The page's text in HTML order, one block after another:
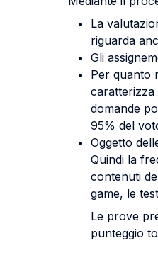
La
riguarda
Gli
Per quanto
caratterizza
domande
95% del
Oggetto
Quindi la
contenuti
game, le
Le prove
punteggio